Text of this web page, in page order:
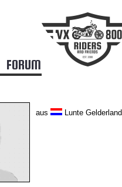
FORUM
aus Lunte Gelderland